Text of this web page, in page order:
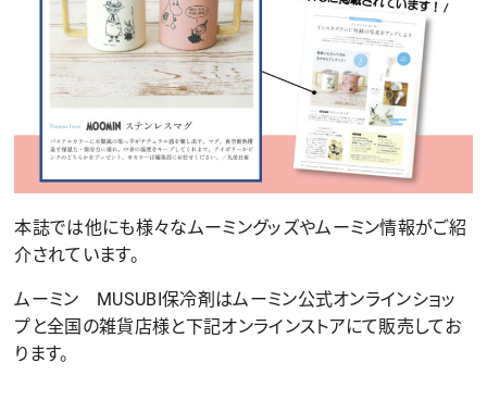
本誌では他にも様々なムーミングッズやムーミン情報がご紹
介されています。
ムーミン MUSUBI保冷剤はムーミン公式オンラインショッ
プと全国の雑貨店様と下記オンラインストアにて販売してお
ります。